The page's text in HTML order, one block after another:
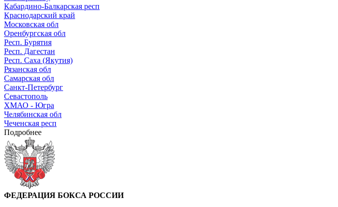
Кабардино-Балкарская респ
Краснодарский край
Московская обл
Оренбургская обл
Респ. Бурятия
Респ. Дагестан
Респ. Саха (Якутия)
Рязанская обл
Самарская обл
Санкт-Петербург
Севастополь
ХМАО - Югра
Челябинская обл
Чеченская респ
Подробнее
ФЕДЕРАЦИЯ БОКСА РОССИИ